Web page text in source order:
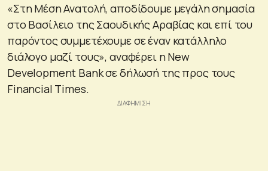
«Στη Μέση Ανατολή, αποδίδουμε μεγάλη σημασία
στο Βασίλειο της Σαουδικής Αραβίας και επί του
παρόντος συμμετέχουμε σε έναν κατάλληλο
διάλογο μαζί τους», αναφέρει η New
Development Bank σε δήλωσή της προς τους
Financial Times.